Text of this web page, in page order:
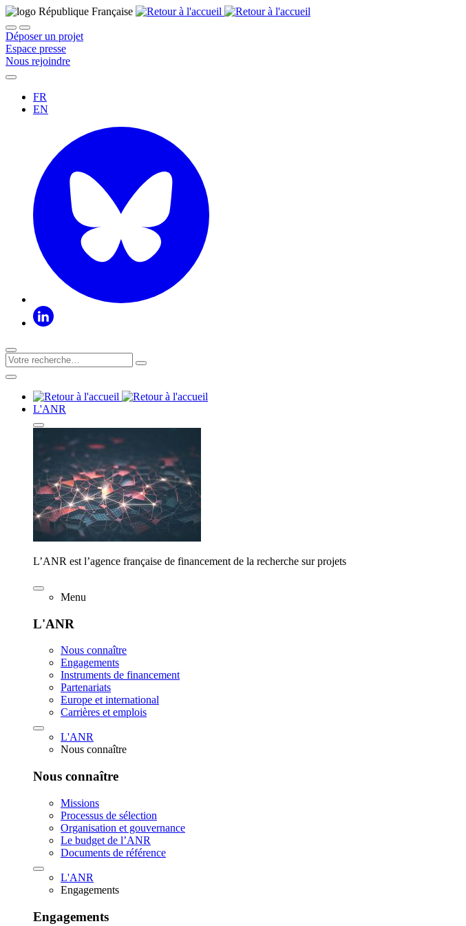
Déposer un projet
Espace presse
Nous rejoindre
FR
EN
L'ANR
L’ANR est l’agence française de financement de la recherche sur projets
Menu
L'ANR
Nous connaître
Engagements
Instruments de financement
Partenariats
Europe et international
Carrières et emplois
L'ANR
Nous connaître
Nous connaître
Missions
Processus de sélection
Organisation et gouvernance
Le budget de l’ANR
Documents de référence
L'ANR
Engagements
Engagements